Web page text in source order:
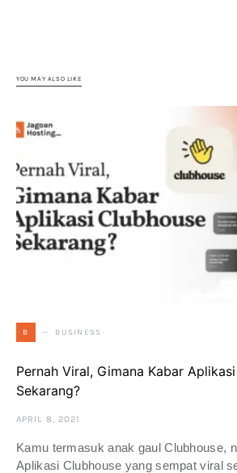
YOU MAY ALSO LIKE
B BUSINESS
Pernah Viral, Gimana Kabar
Sekarang?
APRIL 8, 2021
Kamu termasuk anak gaul Clubhouse,
Aplikasi Clubhouse yang sempat viral